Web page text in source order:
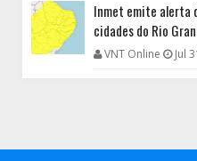
Inmet emite alerta
cidades do Rio
VNT Online Jul